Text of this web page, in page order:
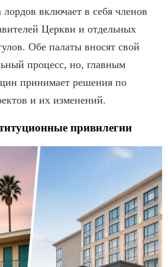
включает в себя членов
Церкви и отдельных
Обе палаты вносят свой
процесс, но, главным
принимает решения по
и их изменений.
привилегии